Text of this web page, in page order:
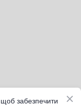
забезпечити